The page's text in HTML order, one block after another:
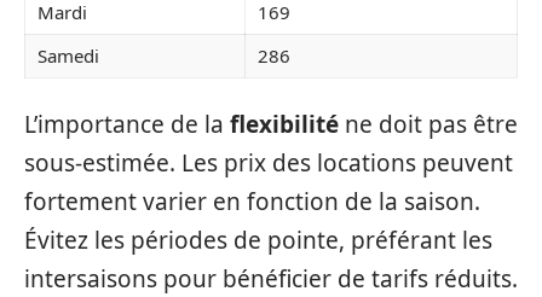
Mardi
169
Samedi
286
L’importance de la flexibilité ne doit pas être
sous-estimée. Les prix des locations peuvent
fortement varier en fonction de la saison.
Évitez les périodes de pointe, préférant les
intersaisons pour bénéficier de tarifs réduits.